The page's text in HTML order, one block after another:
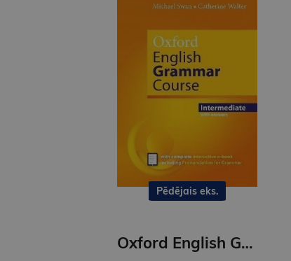
Pēdējais eks.
Oxford English Grammar Course: Intermediate: with Key (includes e-book)